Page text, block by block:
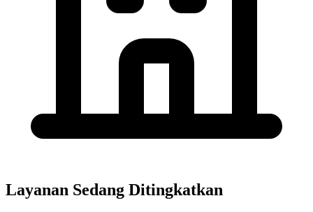
Layanan Sedang Ditingkatkan